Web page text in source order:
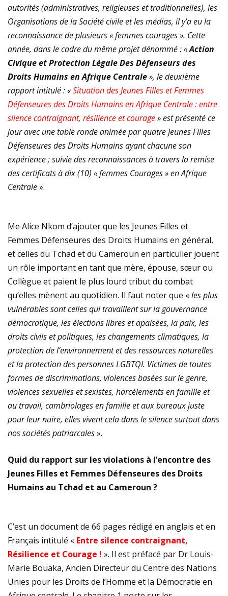
autorités (administratives, religieuses et traditionnelles), les
Organisations de la Société civile et les médias, il y’a eu la
reconnaissance de plusieurs « femmes courages ». Cette
année, dans le cadre du même projet dénommé : «Action
Civique et Protection Légale Des Défenseurs des
Droits Humains en Afrique Centrale», le deuxième
rapport intitulé : «Situation des Jeunes Filles et Femmes
Défenseures des Droits Humains en Afrique Centrale : entre
silence contraignant, résilience et courage» est présenté ce
jour avec une table ronde animée par quatre Jeunes Filles
Défenseures des Droits Humains ayant chacune son
expérience ; suivie des reconnaissances à travers la remise
des certificats à dix (10) « femmes Courages » en Afrique
Centrale».
Me Alice Nkom d’ajouter que les Jeunes Filles et
Femmes Défenseures des Droits Humains en général,
et celles du Tchad et du Cameroun en particulier jouent
un rôle important en tant que mère, épouse, sœur ou
Collègue et paient le plus lourd tribut du combat
qu’elles mènent au quotidien. Il faut noter que «les plus
vulnérables sont celles qui travaillent sur la gouvernance
démocratique, les élections libres et apaisées, la paix, les
droits civils et politiques, les changements climatiques, la
protection de l’environnement et des ressources naturelles
et la protection des personnes LGBTQI. Victimes de toutes
formes de discriminations, violences basées sur le genre,
violences sexuelles et sexistes, harcèlements en famille et
au travail, cambriolages en famille et aux bureaux juste
pour leur nuire, elles vivent cela dans le silence surtout dans
nos sociétés patriarcales».
Quid du rapport sur les violations à l’encontre des
Jeunes Filles et Femmes Défenseures des Droits
Humains au Tchad et au Cameroun ?
C’est un document de 66 pages rédigé en anglais et en
Français intitulé « Entre silence contraignant,
Résilience et Courage ! ». Il est préfacé par Dr Louis-
Marie Bouaka, Ancien Directeur du Centre des Nations
Unies pour les Droits de l’Homme et la Démocratie en